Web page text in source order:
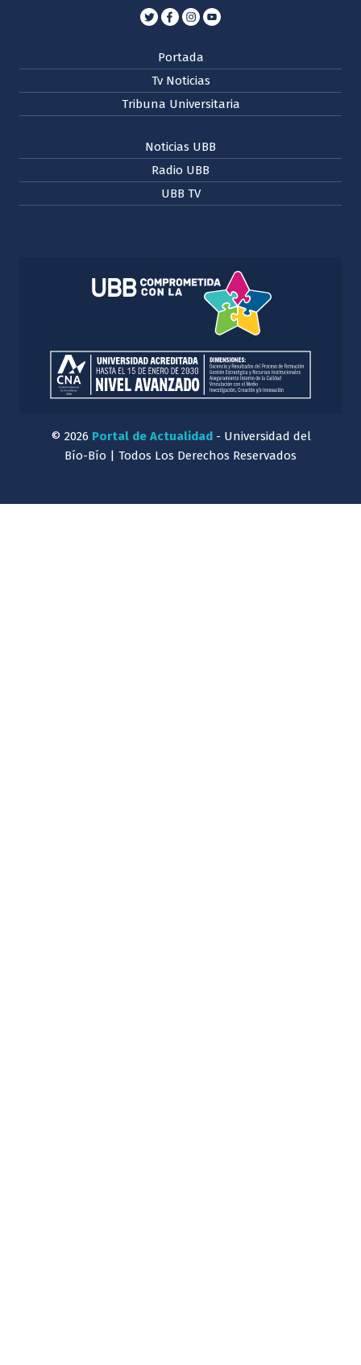
Portada
Tv Noticias
Tribuna Universitaria
Noticias UBB
Radio UBB
UBB TV
© 2026 Portal de Actualidad- Universidad del
Bío-Bío | Todos Los Derechos Reservados